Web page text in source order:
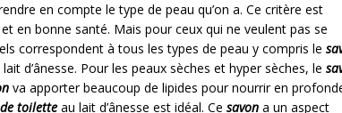
en compte le type de peau qu’on a. Ce critère est
en bonne santé. Mais pour ceux qui ne veulent pas se
correspondent à tous les types de peau y compris le
lait d’ânesse. Pour les peaux sèches et hyper sèches, le
va apporter beaucoup de lipides pour nourrir en
toilette au lait d’ânesse est idéal. Ce savon a un aspect